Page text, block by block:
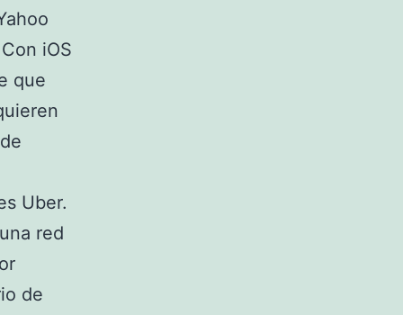
iOS
que
Uber.
red
de